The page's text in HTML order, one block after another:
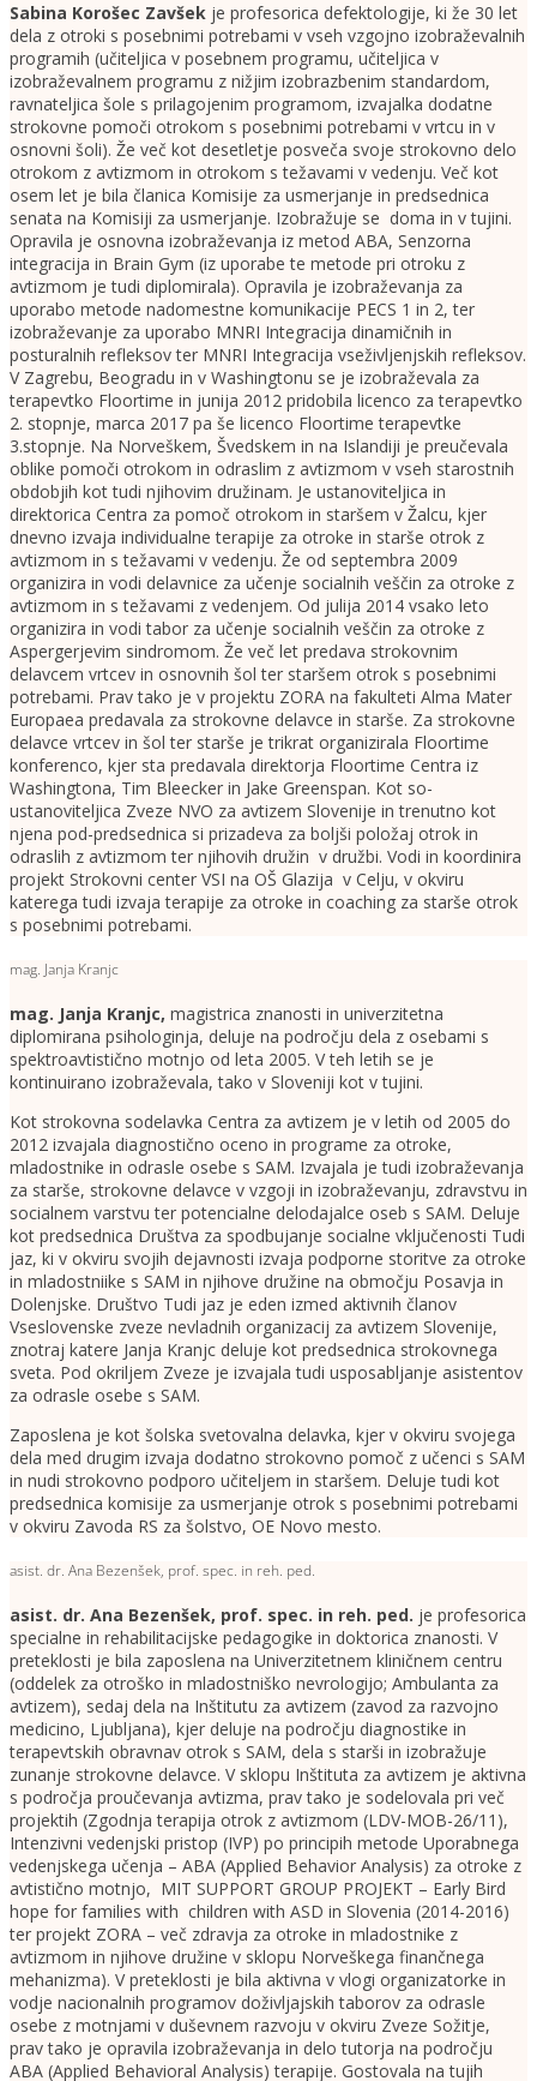
Sabina Korošec Zavšek je profesorica defektologije, ki že 30 let
dela z otroki s posebnimi potrebami v vseh vzgojno izobraževalnih
programih (učiteljica v posebnem programu, učiteljica v
izobraževalnem programu z nižjim izobrazbenim standardom,
ravnateljica šole s prilagojenim programom, izvajalka dodatne
strokovne pomoči otrokom s posebnimi potrebami v vrtcu in v
osnovni šoli). Že več kot desetletje posveča svoje strokovno delo
otrokom z avtizmom in otrokom s težavami v vedenju. Več kot
osem let je bila članica Komisije za usmerjanje in predsednica
senata na Komisiji za usmerjanje. Izobražuje se doma in v tujini.
Opravila je osnovna izobraževanja iz metod ABA, Senzorna
integracija in Brain Gym (iz uporabe te metode pri otroku z
avtizmom je tudi diplomirala). Opravila je izobraževanja za
uporabo metode nadomestne komunikacije PECS 1 in 2, ter
izobraževanje za uporabo MNRI Integracija dinamičnih in
posturalnih refleksov ter MNRI Integracija vseživljenjskih refleksov.
V Zagrebu, Beogradu in v Washingtonu se je izobraževala za
terapevtko Floortime in junija 2012 pridobila licenco za terapevtko
2. stopnje, marca 2017 pa še licenco Floortime terapevtke
3.stopnje. Na Norveškem, Švedskem in na Islandiji je preučevala
oblike pomoči otrokom in odraslim z avtizmom v vseh starostnih
obdobjih kot tudi njihovim družinam. Je ustanoviteljica in
direktorica Centra za pomoč otrokom in staršem v Žalcu, kjer
dnevno izvaja individualne terapije za otroke in starše otrok z
avtizmom in s težavami v vedenju. Že od septembra 2009
organizira in vodi delavnice za učenje socialnih veščin za otroke z
avtizmom in s težavami z vedenjem. Od julija 2014 vsako leto
organizira in vodi tabor za učenje socialnih veščin za otroke z
Aspergerjevim sindromom. Že več let predava strokovnim
delavcem vrtcev in osnovnih šol ter staršem otrok s posebnimi
potrebami. Prav tako je v projektu ZORA na fakulteti Alma Mater
Europaea predavala za strokovne delavce in starše. Za strokovne
delavce vrtcev in šol ter starše je trikrat organizirala Floortime
konferenco, kjer sta predavala direktorja Floortime Centra iz
Washingtona, Tim Bleecker in Jake Greenspan. Kot so-
ustanoviteljica Zveze NVO za avtizem Slovenije in trenutno kot
njena pod-predsednica si prizadeva za boljši položaj otrok in
odraslih z avtizmom ter njihovih družin v družbi. Vodi in koordinira
projekt Strokovni center VSI na OŠ Glazija v Celju, v okviru
katerega tudi izvaja terapije za otroke in coaching za starše otrok
s posebnimi potrebami.
mag. Janja Kranjc
mag. Janja Kranjc, magistrica znanosti in univerzitetna
diplomirana psihologinja, deluje na področju dela z osebami s
spektroavtistično motnjo od leta 2005. V teh letih se je
kontinuirano izobraževala, tako v Sloveniji kot v tujini.
Kot strokovna sodelavka Centra za avtizem je v letih od 2005 do
2012 izvajala diagnostično oceno in programe za otroke,
mladostnike in odrasle osebe s SAM. Izvajala je tudi izobraževanja
za starše, strokovne delavce v vzgoji in izobraževanju, zdravstvu in
socialnem varstvu ter potencialne delodajalce oseb s SAM. Deluje
kot predsednica Društva za spodbujanje socialne vključenosti Tudi
jaz, ki v okviru svojih dejavnosti izvaja podporne storitve za otroke
in mladostniike s SAM in njihove družine na območju Posavja in
Dolenjske. Društvo Tudi jaz je eden izmed aktivnih članov
Vseslovenske zveze nevladnih organizacij za avtizem Slovenije,
znotraj katere Janja Kranjc deluje kot predsednica strokovnega
sveta. Pod okriljem Zveze je izvajala tudi usposabljanje asistentov
za odrasle osebe s SAM.
Zaposlena je kot šolska svetovalna delavka, kjer v okviru svojega
dela med drugim izvaja dodatno strokovno pomoč z učenci s SAM
in nudi strokovno podporo učiteljem in staršem. Deluje tudi kot
predsednica komisije za usmerjanje otrok s posebnimi potrebami
v okviru Zavoda RS za šolstvo, OE Novo mesto.
asist. dr. Ana Bezenšek, prof. spec. in reh. ped.
asist. dr. Ana Bezenšek, prof. spec. in reh. ped. je profesorica
specialne in rehabilitacijske pedagogike in doktorica znanosti. V
preteklosti je bila zaposlena na Univerzitetnem kliničnem centru
(oddelek za otroško in mladostniško nevrologijo; Ambulanta za
avtizem), sedaj dela na Inštitutu za avtizem (zavod za razvojno
medicino, Ljubljana), kjer deluje na področju diagnostike in
terapevtskih obravnav otrok s SAM, dela s starši in izobražuje
zunanje strokovne delavce. V sklopu Inštituta za avtizem je aktivna
s področja proučevanja avtizma, prav tako je sodelovala pri več
projektih (Zgodnja terapija otrok z avtizmom (LDV-MOB-26/11),
Intenzivni vedenjski pristop (IVP) po principih metode Uporabnega
vedenjskega učenja – ABA (Applied Behavior Analysis) za otroke z
avtistično motnjo, MIT SUPPORT GROUP PROJEKT – Early Bird
hope for families with children with ASD in Slovenia (2014-2016)
ter projekt ZORA – več zdravja za otroke in mladostnike z
avtizmom in njihove družine v sklopu Norveškega finančnega
mehanizma). V preteklosti je bila aktivna v vlogi organizatorke in
vodje nacionalnih programov doživljajskih taborov za odrasle
osebe z motnjami v duševnem razvoju v okviru Zveze Sožitje,
prav tako je opravila izobraževanja in delo tutorja na področju
ABA (Applied Behavioral Analysis) terapije. Gostovala na tujih